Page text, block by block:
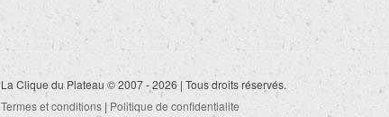
La Clique du Plateau © 2007 - 2026 | Tous droits réservés.
Termes et conditions | Politique de confidentialite